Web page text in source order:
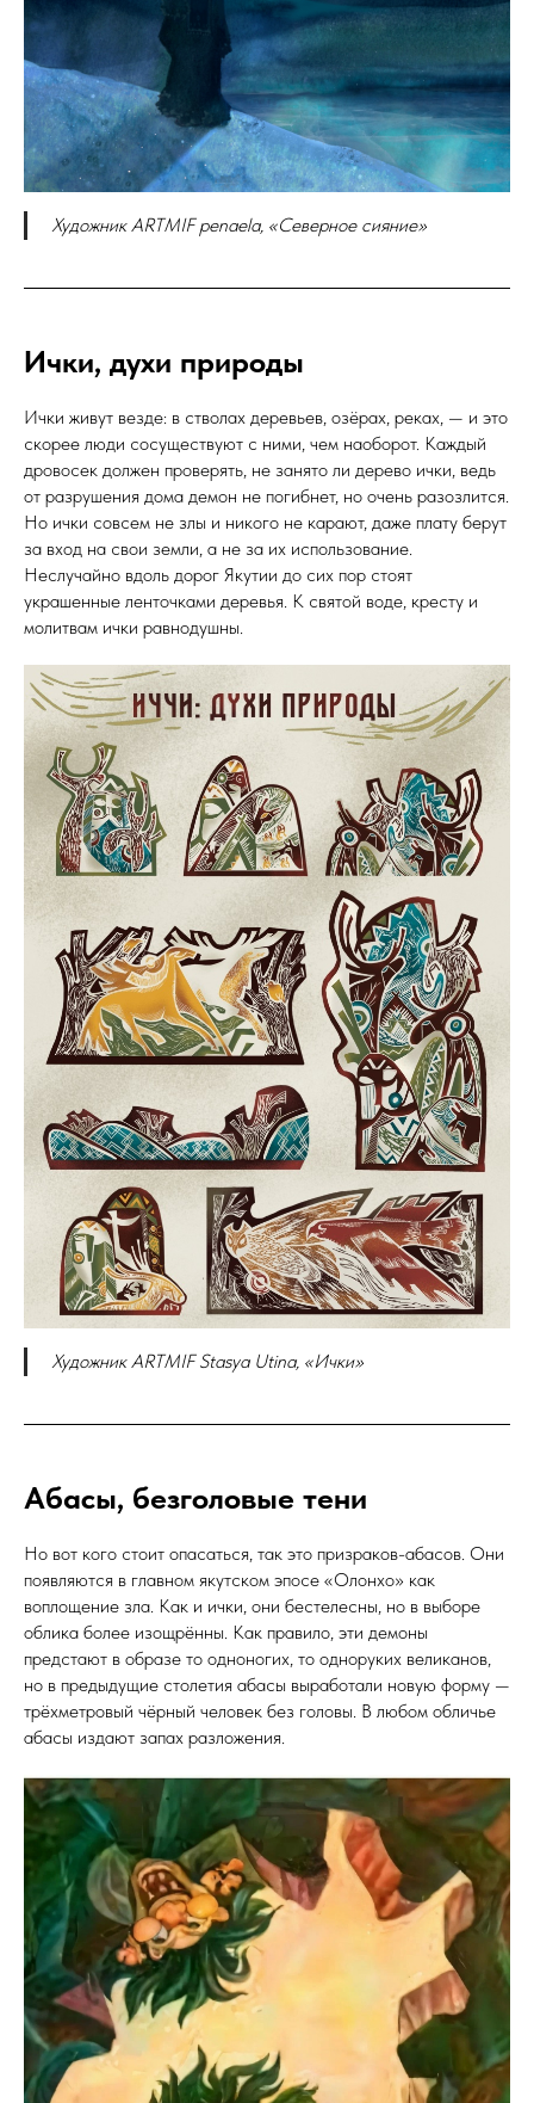
Художник ARTMIF penaela, «Северное сияние»
Ички, духи природы
Ички живут везде: в стволах деревьев, озёрах, реках, — и это
скорее люди сосуществуют с ними, чем наоборот. Каждый
дровосек должен проверять, не занято ли дерево ички, ведь
от разрушения дома демон не погибнет, но очень разозлится.
Но ички совсем не злы и никого не карают, даже плату берут
за вход на свои земли, а не за их использование.
Неслучайно вдоль дорог Якутии до сих пор стоят
украшенные ленточками деревья. К святой воде, кресту и
молитвам ички равнодушны.
Художник ARTMIF Stasya Utina, «Ички»
Абасы, безголовые тени
Но вот кого стоит опасаться, так это призраков-абасов. Они
появляются в главном якутском эпосе «Олонхо» как
воплощение зла. Как и ички, они бестелесны, но в выборе
облика более изощрённы. Как правило, эти демоны
предстают в образе то одноногих, то одноруких великанов,
но в предыдущие столетия абасы выработали новую форму —
трёхметровый чёрный человек без головы. В любом обличье
абасы издают запах разложения.